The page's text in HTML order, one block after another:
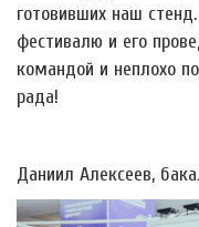
готовивших наш
фестивалю и его
командой и неплохо
рада!
Даниил Алексеев,